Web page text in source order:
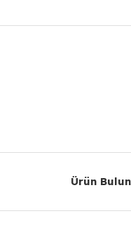
Ürün